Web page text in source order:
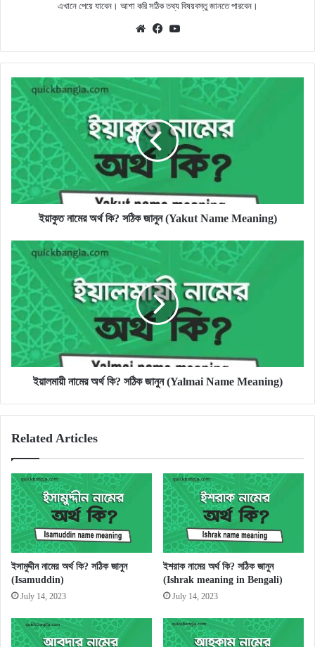
এখানে পেয়ে যাবেন। আশা করি সঠিক তথ্য বিষয়বস্তু জানতে পারবেন।
WebsiteFacebook
ইয়াকুত
নামের
অর্থ
কি?
সঠিক
জানুন
(Yakut
Name
Meaning)
ইয়াকুত নামের অর্থ কি? সঠিক জানুন (Yakut Name Meaning)
ইয়ালমায়ী
নামের
অর্থ
কি?
সঠিক
জানুন
(Yalmai
Name
Meaning)
ইয়ালমায়ী নামের অর্থ কি? সঠিক জানুন (Yalmai Name Meaning)
Related Articles
ইসামুদ্দীন নামের অর্থ কি? সঠিক জানুন
(Isamuddin)
July 14, 2023
ইশরাক নামের অর্থ কি? সঠিক জানুন
(Ishrak meaning in Bengali)
July 14, 2023